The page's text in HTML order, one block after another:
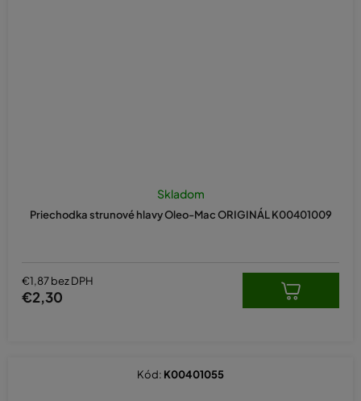
Priechodka strunové hlavy Oleo-Mac ORIGINÁL K00401009
Skladom
€1,87 bez DPH
€2,30
Kód: K00401055